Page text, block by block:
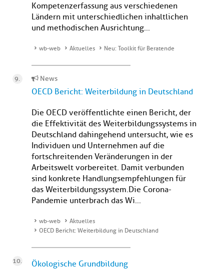
Kompetenzerfassung aus verschiedenen
Ländern mit unterschiedlichen inhaltlichen
und methodischen Ausrichtung...
wb-web Aktuelles Neu: Toolkit für Beratende
News
OECD Bericht: Weiterbildung in Deutschland
Die OECD veröffentlichte einen Bericht, der
die Effektivität des Weiterbildungssystems in
Deutschland dahingehend untersucht, wie es
Individuen und Unternehmen auf die
fortschreitenden Veränderungen in der
Arbeitswelt vorbereitet. Damit verbunden
sind konkrete Handlungsempfehlungen für
das Weiterbildungssystem.Die Corona-
Pandemie unterbrach das Wi...
wb-web
Aktuelles
OECD Bericht: Weiterbildung in Deutschland
Ökologische Grundbildung